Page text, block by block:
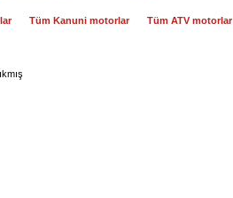
Tüm ATV motorlar
Tüm Kanuni motorlar